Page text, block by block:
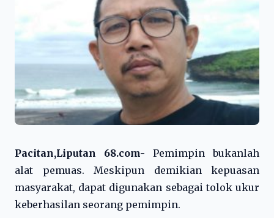
Pacitan,Liputan 68.com- Pemimpin bukanlah
alat pemuas. Meskipun demikian kepuasan
masyarakat, dapat digunakan sebagai tolok ukur
keberhasilan seorang pemimpin.